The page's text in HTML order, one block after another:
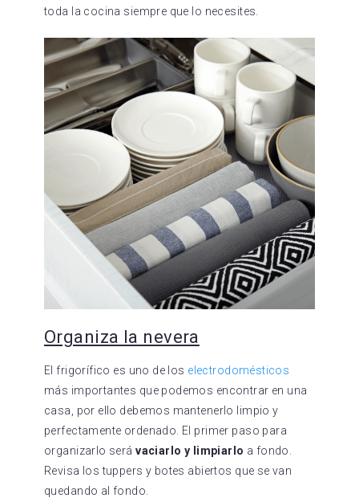
toda la cocina siempre que lo necesites.
Organiza la nevera
El frigorífico es uno de los electrodomésticos
más importantes que podemos encontrar en una
casa, por ello debemos mantenerlo limpio y
perfectamente ordenado. El primer paso para
organizarlo serávaciarlo y limpiarlo a fondo.
Revisa los tuppers y botes abiertos que se van
quedando al fondo.